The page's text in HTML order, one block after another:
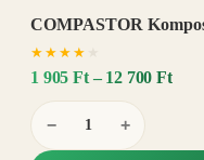
COMPASTOR
★ ★ ★ ★
1 905 Ft – 12 700 Ft
− +